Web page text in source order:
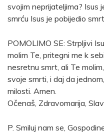
svojim neprijateljima? Isus
smrću Isus je pobijedio
POMOLIMO SE: Strpljivi
molim Te, pritegni me k
nesretnu smrt, ali Te
svoje smrti, i daj da
milosti. Amen.
Očenaš, Zdravomarija,
P. Smiluj nam se,